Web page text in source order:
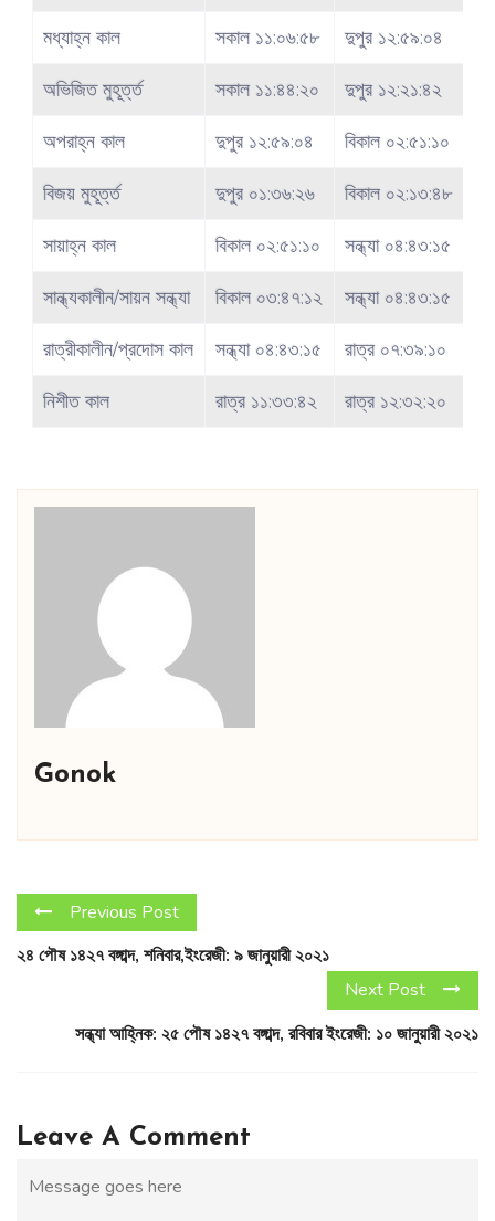
মধ্যাহ্ন কাল সকাল ১১:০৬:৫৮
দুপুর ১২:৫৯:০৪
অভিজিত মুহূর্ত্ত
সকাল ১১:৪৪:২০
দুপুর ১২:২১:৪২
অপরাহ্ন কাল
দুপুর ১২:৫৯:০৪
বিকাল ০২:৫১:১০
বিজয় মুহূর্ত্ত
দুপুর ০১:৩৬:২৬
বিকাল ০২:১৩:৪৮
সায়াহ্ন কাল
বিকাল ০২:৫১:১০
সন্ধ্যা ০৪:৪৩:১৫
সান্ধ্যকালীন/সায়ন সন্ধ্যা
বিকাল ০৩:৪৭:১২
সন্ধ্যা ০৪:৪৩:১৫
রাত্রীকালীন/প্রদোস কাল
সন্ধ্যা ০৪:৪৩:১৫
রাত্র ০৭:৩৯:১০
নিশীত কাল
রাত্র ১১:৩৩:৪২ রাত্র ১২:৩২:২০
Gonok
Previous Post
২৪ পৌষ ১৪২৭ বঙ্গাব্দ, শনিবার,ইংরেজী: ৯ জানুয়ারী ২০২১
Next Post
সন্ধ্যা আহ্নিক: ২৫ পৌষ ১৪২৭ বঙ্গাব্দ, রবিবার ইংরেজী: ১০ জানুয়ারী ২০২১
Leave A Comment